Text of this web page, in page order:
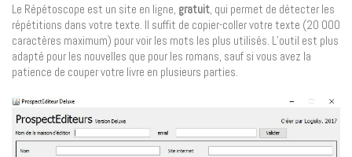
Le Répétoscope est un site en ligne, gratuit, qui permet de détecter les
répétitions dans votre texte. Il suffit de copier-coller votre texte (20 000
caractères maximum) pour voir les mots les plus utilisés. L’outil est plus
adapté pour les nouvelles que pour les romans, sauf si vous avez la
patience de couper votre livre en plusieurs parties.